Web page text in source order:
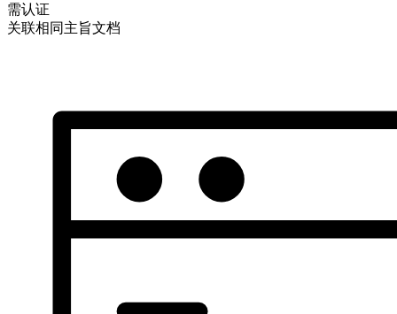
需认证
关联相同主旨文档